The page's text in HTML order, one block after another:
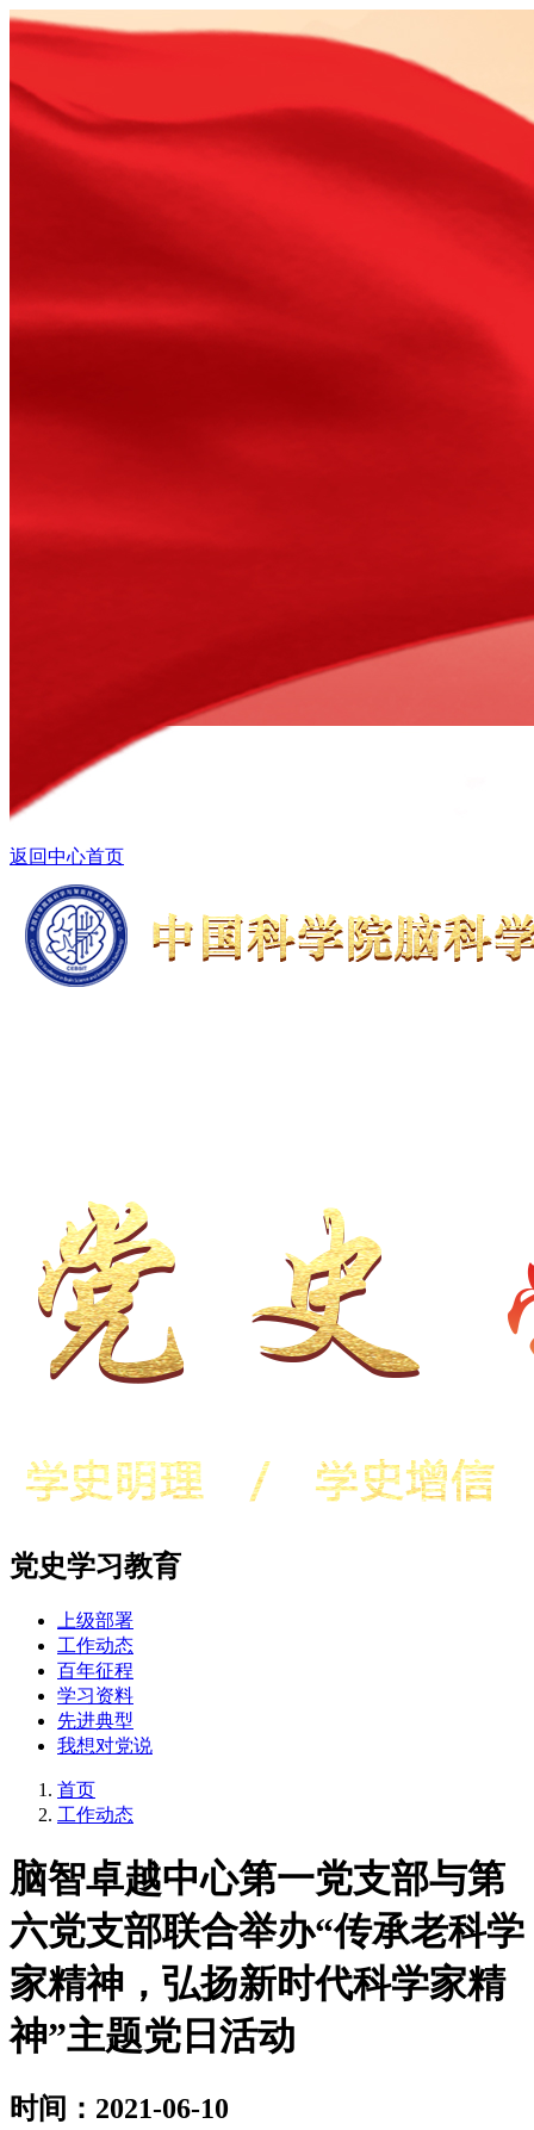
返回中心首页
党史学习教育
上级部署
工作动态
百年征程
学习资料
先进典型
我想对党说
首页
工作动态
脑智卓越中心第一党支部与第
六党支部联合举办“传承老科学
家精神，弘扬新时代科学家精
神”主题党日活动
时间：2021-06-10